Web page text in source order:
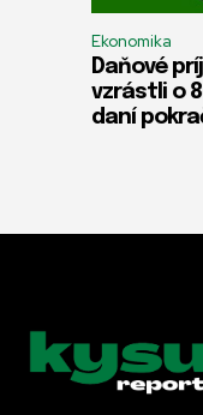
Ekonomika
Daňové
vzrástli o
daní